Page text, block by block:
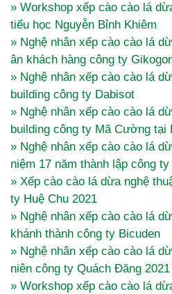
» Workshop xếp cào cào lá
tiểu học Nguyễn Bỉnh Khiêm
» Nghệ nhân xếp cào cào lá
ân khách hàng công ty
» Nghệ nhân xếp cào cào lá
building công ty Dabisot
» Nghệ nhân xếp cào cào lá
building công ty Mã Cường tại
» Nghệ nhân xếp cào cào lá
niệm 17 năm thành lập công ty
» Xếp cào cào lá dừa nghệ
ty Huệ Chu 2021
» Nghệ nhân xếp cào cào lá
khánh thành công ty Bicuden
» Nghệ nhân xếp cào cào lá
niên công ty Quách Đăng 2021
» Workshop xếp cào cào lá